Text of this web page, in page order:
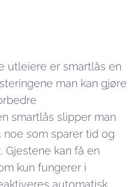
utleiere er smartlås en
man kan gjøre
smartlås slipper man
som sparer tid og
Gjestene kan få en
kun fungerer i
automatisk